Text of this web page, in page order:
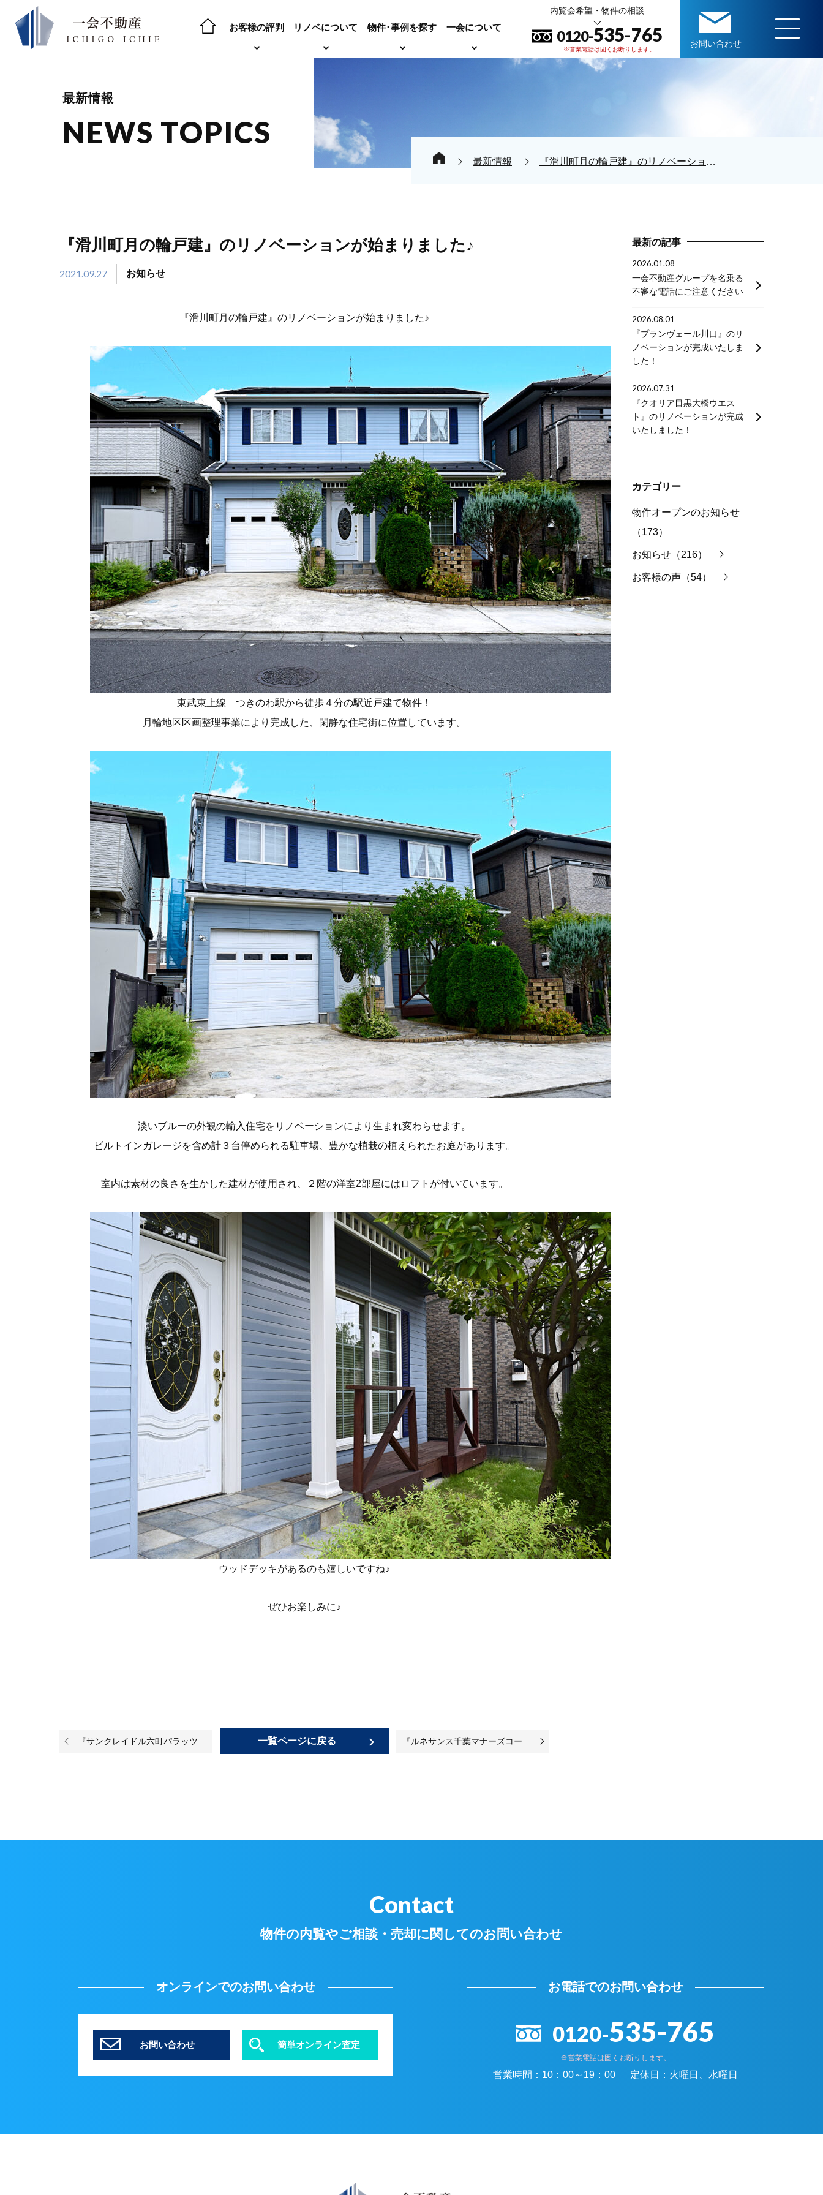
お客様の評判 リノベについて 物件･事例を探す 一会について
内覧会希望・物件の相談
0120-535-765
※営業電話は固くお断りします。
お問い合わせ
最新情報
NEWS TOPICS
最新情報 『滑川町月の輪戸建』のリノベーションが始まりました♪
『滑川町月の輪戸建』のリノベーションが始まりました♪
2021.09.27 お知らせ
『滑川町月の輪戸建 』のリノベーションが始まりました♪
東武東上線 つきのわ駅から徒歩４分の駅近戸建て物件！
月輪地区区画整理事業により完成した、閑静な住宅街に位置しています。
淡いブルーの外観の輸入住宅をリノベーションにより生まれ変わらせます。
ビルトインガレージを含め計３台停められる駐車場、豊かな植栽の植えられたお庭があります。
室内は素材の良さを生かした建材が使用され、２階の洋室2部屋にはロフトが付いています。
ウッドデッキがあるのも嬉しいですね♪
ぜひお楽しみに♪
『サンクレイドル六町パラッツォ』のリノベーションが完成いたしました！ 一覧ページに戻る 『ルネサンス千葉マナーズコート』のリノベーションが始まりました♪
最新の記事
2026.01.08
一会不動産グループを名乗る
不審な電話にご注意ください
2026.08.01
『プランヴェール川口』のリ
ノベーションが完成いたしま
した！
2026.07.31
『クオリア目黒大橋ウエス
ト』のリノベーションが完成
いたしました！
カテゴリー
物件オープンのお知らせ
（173）
お知らせ（216）
お客様の声（54）
Contact
物件の内覧やご相談・ 売却に関してのお問い合わせ
お電話でのお問い合わせ
0120-535-765
※営業電話は固くお断りします。
営業時間： 10：00～19：00 定休日： 火曜日、水曜日
オンラインでのお問い合わせ
お問い合わせ 簡単オンライン査定